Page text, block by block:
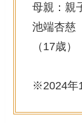
母親：親
池端杏慈
（17歳）
※2024年